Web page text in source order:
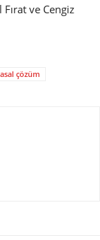
ve Cengiz
çözüm